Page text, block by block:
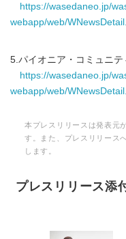
https://wasedaneo.jp/
webapp/web/
5.パイオニア・コミュニテ
https://wasedaneo.jp/
webapp/web/
本プレスリリースは発表元
す。また、プレスリリース
します。
プレスリリース添